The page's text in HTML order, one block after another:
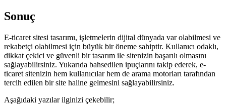
Sonuç
E-ticaret sitesi tasarımı, işletmelerin dijital dünyada var olabilmesi ve
rekabetçi olabilmesi için büyük bir öneme sahiptir. Kullanıcı odaklı,
dikkat çekici ve güvenli bir tasarım ile sitenizin başarılı olmasını
sağlayabilirsiniz. Yukarıda bahsedilen ipuçlarını takip ederek, e-
ticaret sitenizin hem kullanıcılar hem de arama motorları tarafından
tercih edilen bir site haline gelmesini sağlayabilirsiniz.
Aşağıdaki yazılar ilginizi çekebilir;